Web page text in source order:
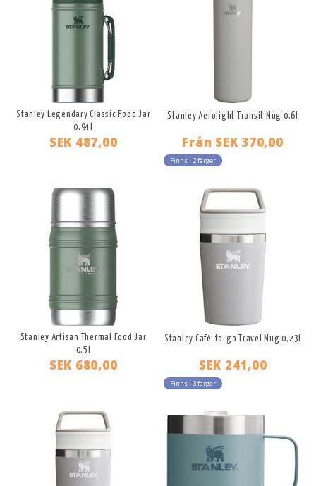
Stanley Legendary Classic Food Jar
0,94l
SEK 487,00
Stanley Aerolight Transit Mug 0,6l
Från SEK 370,00
Finns i 2 färger
Stanley Artisan Thermal Food Jar
0,5l
SEK 680,00
Stanley Café-to-go Travel Mug 0,23l
SEK 241,00
Finns i 3 färger